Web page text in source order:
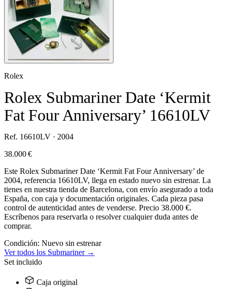
Rolex
Rolex Submariner Date ‘Kermit
Fat Four Anniversary’ 16610LV
Ref. 16610LV · 2004
38.000 €
Este Rolex Submariner Date ‘Kermit Fat Four Anniversary’ de
2004, referencia 16610LV, llega en estado nuevo sin estrenar. La
tienes en nuestra tienda de Barcelona, con envío asegurado a toda
España, con caja y documentación originales. Cada pieza pasa
control de autenticidad antes de venderse. Precio 38.000 €.
Escríbenos para reservarla o resolver cualquier duda antes de
comprar.
Condición: Nuevo sin estrenar
Ver todos los Submariner →
Set incluido
Caja original